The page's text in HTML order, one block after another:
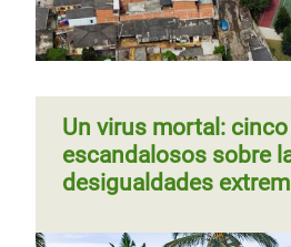
Un virus mortal:
escandalosos sobre
desigualdades